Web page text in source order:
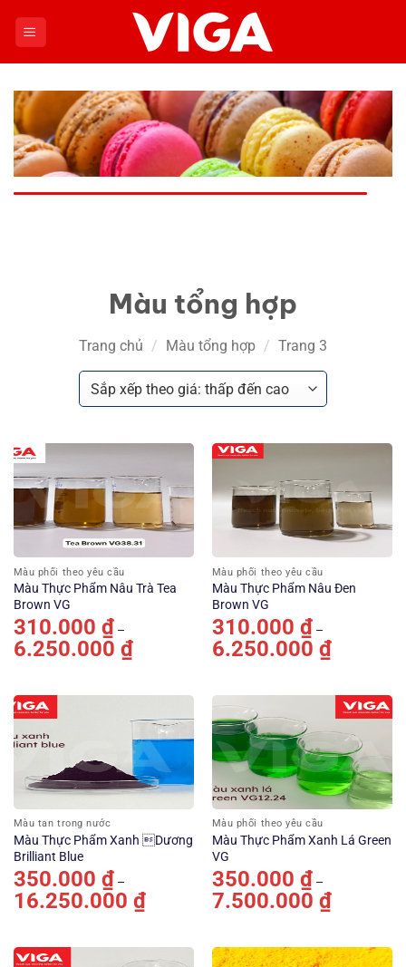
Màu tổng hợp
Trang chủ / Màu tổng hợp / Trang 3
Màu phối theo yêu cầu
Màu Thực Phẩm Nâu Trà Tea
Brown VG
310.000 ₫ –
6.250.000 ₫Khoảng
giá:
đến
Màu phối theo yêu cầu
Màu Thực Phẩm Nâu Đen
Brown VG
310.000 ₫ –
6.250.000 ₫Khoảng
giá:
đến
6.250.000 ₫
Màu tan trong nước
Màu Thực Phẩm Xanh Dương
Brilliant Blue
350.000 ₫ –
16.250.000 ₫Khoảng
giá:
đến
16.250.000 ₫
Màu phối theo yêu cầu
Màu Thực Phẩm Xanh Lá Green
VG
350.000 ₫ –
7.500.000 ₫Khoảng
giá:
đến
7.500.000 ₫